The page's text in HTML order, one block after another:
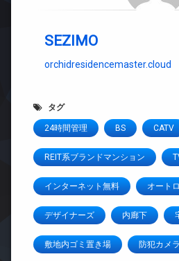
SEZIMO
orchidresidencemaster.cloud
タグ
24時間管理 BS CATV
REIT系ブランドマンション
インターネット無料 オート
デザイナーズ 内廊下
敷地内ゴミ置き場 防犯カメラ